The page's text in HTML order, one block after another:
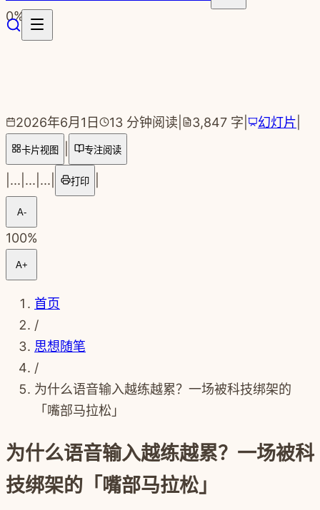
跳转到主要内容
0%
2026年6月1日 13 分钟阅读 3,847 字 幻灯片
卡片视图 专注阅读
... ... ... 打印
A-
100%
A+
首页
/
思想随笔
/
为什么语音输入越练越累？一场被科技绑架的
「嘴部马拉松」
为什么语音输入越练越累？一场被科
技绑架的「嘴部马拉松」